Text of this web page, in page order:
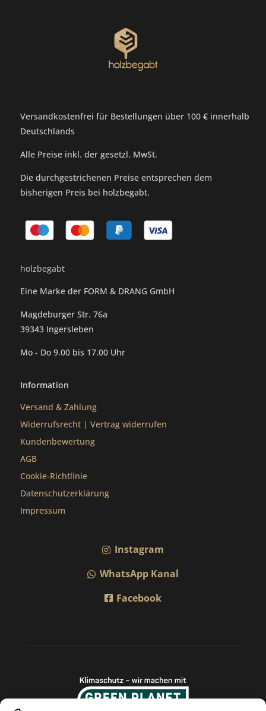
Versandkostenfrei für Bestellungen über 100 € innerhalb
Deutschlands
Alle Preise inkl. der gesetzl. MwSt.
Die durchgestrichenen Preise entsprechen dem
bisherigen Preis bei holzbegabt.
holzbegabt
Eine Marke der FORM & DRANG GmbH
Magdeburger Str. 76a
39343 Ingersleben
Mo - Do 9.00 bis 17.00 Uhr
Information
Versand & Zahlung
Widerrufsrecht |Vertrag widerrufen
Kundenbewertung
AGB
Cookie-Richtlinie
Datenschutzerklärung
Impressum
Instagram
WhatsApp Kanal
Facebook